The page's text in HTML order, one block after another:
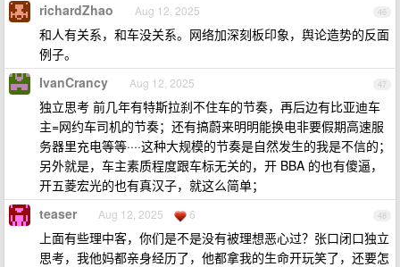
46
richardZhao Aug 12, 2025
和人有关系，和车没关系。网络加深刻板印象，舆论造势的反面
例子。
47
IvanCrancy Aug 12, 2025
独立思考 前几年有特斯拉刹不住车的节奏，再后边有比亚迪车
主=网约车司机的节奏；还有搞蔚来明明能换电非要假期高速服
务器里充电等等····这种大规模的节奏是自然发生的我是不信的；
另外就是，车主素质程度跟车标无关的，开 BBA 的也有傻逼，
开五菱宏光的也有真汉子，就这么简单；
48
teaser Aug 12, 2025 6
上面有些理中客，你们是不是没有被理想恶心过？张口闭口独立
思考，我他妈都亲身经历了，他都拿我的生命开玩笑了，还要怎